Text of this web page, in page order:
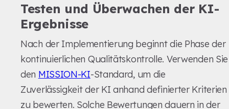
Testen und Überwachen der KI-
Ergebnisse
Nach der Implementierung beginnt die Phase der
kontinuierlichen Qualitätskontrolle. Verwenden Sie
den MISSION-KI-Standard, um die
Zuverlässigkeit der KI anhand definierter Kriterien
zu bewerten. Solche Bewertungen dauern in der